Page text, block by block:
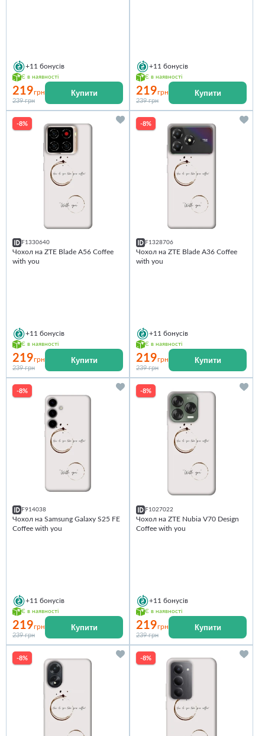
+11 бонусів
Є в наявності
219грн
239 грн
Купити
+11 бонусів
Є в наявності
219грн
239 грн
Купити
-8%
F1330640
Чохол на ZTE Blade A56 Coffee
with you
+11 бонусів
Є в наявності
219грн
239 грн
Купити
-8%
F1328706
Чохол на ZTE Blade A36 Coffee
with you
+11 бонусів
Є в наявності
219грн
239 грн
Купити
-8%
F914038
Чохол на Samsung Galaxy S25 FE
Coffee with you
+11 бонусів
Є в наявності
219грн
239 грн
Купити
-8%
F1027022
Чохол на ZTE Nubia V70 Design
Coffee with you
+11 бонусів
Є в наявності
219грн
239 грн
Купити
-8% -8%